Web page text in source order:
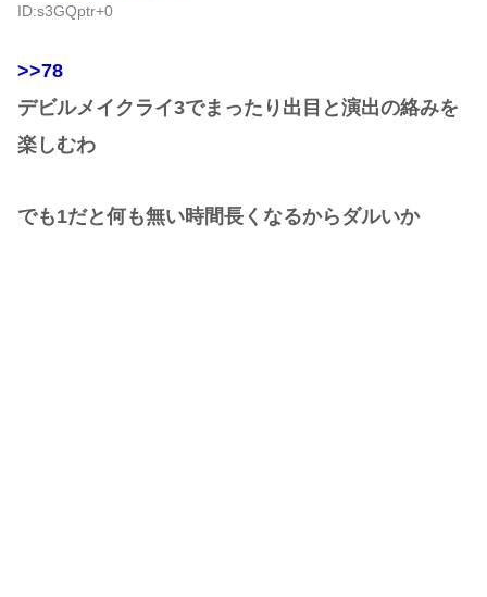
ID:s3GQptr+0
>>78
デビルメイクライ3でまったり出目と演出の絡みを
楽しむわ
でも1だと何も無い時間長くなるからダルいか